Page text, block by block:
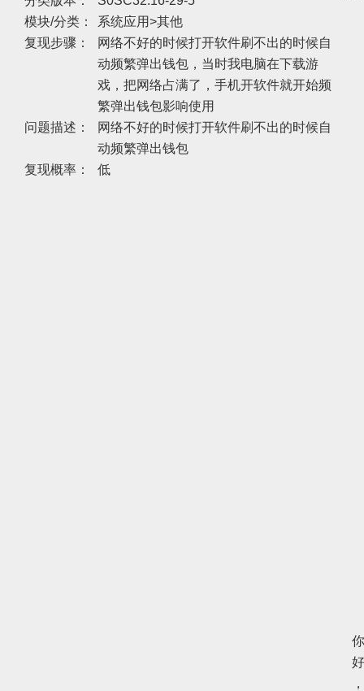
模块/分类：
系统应用>其他
复现步骤：
网络不好的时候打开软件刷不出的时候自
动频繁弹出钱包，当时我电脑在下载游
戏，把网络占满了，手机开软件就开始频
繁弹出钱包影响使用
问题描述：
网络不好的时候打开软件刷不出的时候自
动频繁弹出钱包
复现概率：
低
你
好
，